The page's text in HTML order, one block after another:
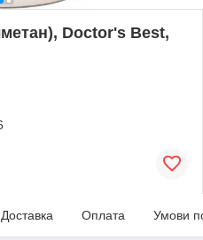
Doctor's Best,
Доставка Оплата Умови